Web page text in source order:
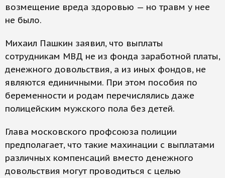
возмещение вреда здоровью — но травм у нее
не было.
Михаил Пашкин заявил, что выплаты
сотрудникам МВД не из фонда заработной платы,
денежного довольствия, а из иных фондов, не
являются единичными. При этом пособия по
беременности и родам перечислялись даже
полицейским мужского пола без детей.
Глава московского профсоюза полиции
предполагает, что такие махинации с выплатами
различных компенсаций вместо денежного
довольствия могут проводиться с целью